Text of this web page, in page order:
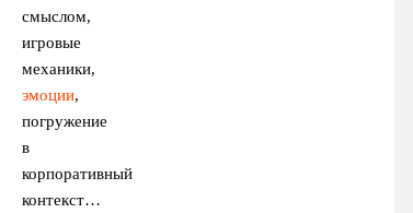
смыслом,
игровые
механики,
эмоции,
погружение
в
корпоративный
контекст…